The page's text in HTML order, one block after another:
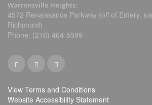
Warrensville Heights:
4572 Renaissance Parkway (off of Emery,
Richmond)
Phone: (216) 464-5599
View Terms and Conditions
Website Accessibility Statement